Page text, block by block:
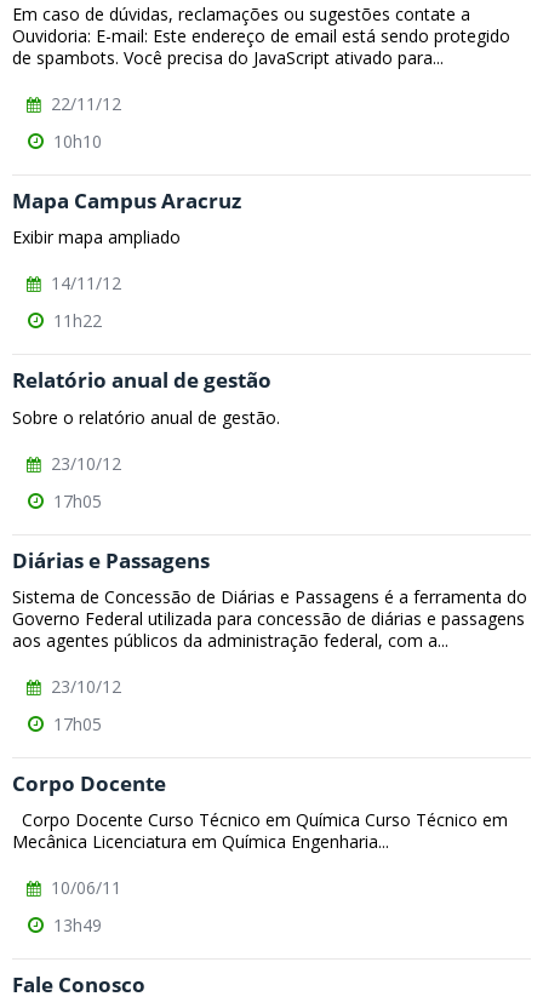
Em caso de dúvidas, reclamações ou sugestões contate a
Ouvidoria: E-mail: Este endereço de email está sendo protegido
de spambots. Você precisa do JavaScript ativado para...
22/11/12
10h10
Mapa Campus Aracruz
Exibir mapa ampliado
14/11/12
11h22
Relatório anual de gestão
Sobre o relatório anual de gestão.
23/10/12
17h05
Diárias e Passagens
Sistema de Concessão de Diárias e Passagens é a ferramenta do
Governo Federal utilizada para concessão de diárias e passagens
aos agentes públicos da administração federal, com a...
23/10/12
17h05
Corpo Docente
Corpo Docente Curso Técnico em Química Curso Técnico em
Mecânica Licenciatura em Química Engenharia...
10/06/11
13h49
Fale Conosco